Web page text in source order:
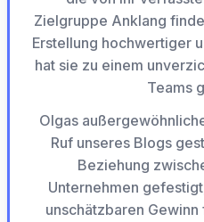
Zielgruppe Anklang
Erstellung hochwertiger
hat sie zu einem
Teams
Olgas
Ruf unseres Blogs
Beziehung
Unternehmen
unschätzbaren